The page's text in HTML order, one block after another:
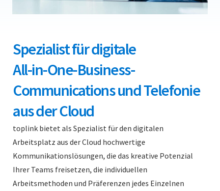
Spezialist für digitale
All-in-One-Business-
Communications und Telefonie
aus der Cloud
toplink bietet als Spezialist für den digitalen
Arbeitsplatz aus der Cloud hochwertige
Kommunikationslösungen, die das kreative Potenzial
Ihrer Teams freisetzen, die individuellen
Arbeitsmethoden und Präferenzen jedes Einzelnen